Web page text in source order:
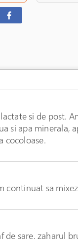
si de post.
si apa minerala,
cocoloase.
continuat sa
sare, zaharul